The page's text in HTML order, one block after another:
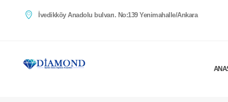
İvedikköy Anadolu bulvarı. No:139 Yenimahalle/Ankara